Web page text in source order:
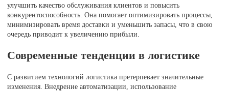
улучшить качество обслуживания клиентов и повысить
конкурентоспособность. Она помогает оптимизировать процессы,
минимизировать время доставки и уменьшить запасы, что в свою
очередь приводит к увеличению прибыли.
Современные тенденции в логистике
С развитием технологий логистика претерпевает значительные
изменения. Внедрение автоматизации, использование